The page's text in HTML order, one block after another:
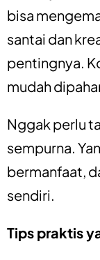
bisa
santai dan
pentingnya.
mudah
Nggak perlu
sempurna.
bermanfaat,
sendiri.
Tips praktis